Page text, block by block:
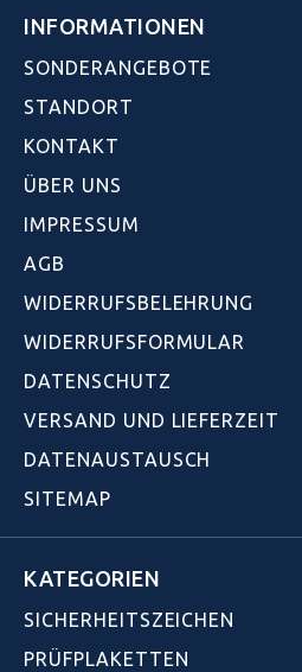
INFORMATIONEN
SONDERANGEBOTE
STANDORT
KONTAKT
ÜBER UNS
IMPRESSUM
AGB
WIDERRUFSBELEHRUNG
WIDERRUFSFORMULAR
DATENSCHUTZ
VERSAND UND LIEFERZEIT
DATENAUSTAUSCH
SITEMAP
KATEGORIEN
SICHERHEITSZEICHEN
PRÜFPLAKETTEN